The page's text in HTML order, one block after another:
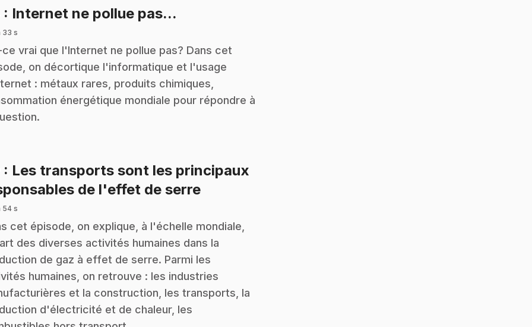
: Internet ne pollue pas...
33 s
ce vrai que l'Internet ne pollue pas? Dans cet
on décortique l'informatique et l'usage
: métaux rares, produits chimiques,
énergétique mondiale pour répondre à
: Les transports sont les principaux
de l'effet de serre.
54 s
cet épisode, on explique, à l'échelle mondiale,
des diverses activités humaines dans la
de gaz à effet de serre. Parmi les
humaines, on retrouve : les industries
et la construction, les transports, la
d'électricité et de chaleur, les